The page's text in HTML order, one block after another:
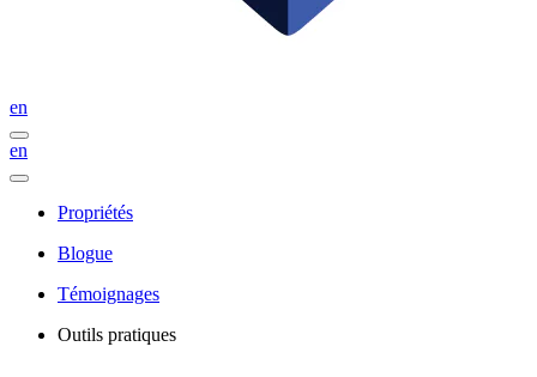
en
en
Propriétés
Blogue
Témoignages
Outils pratiques